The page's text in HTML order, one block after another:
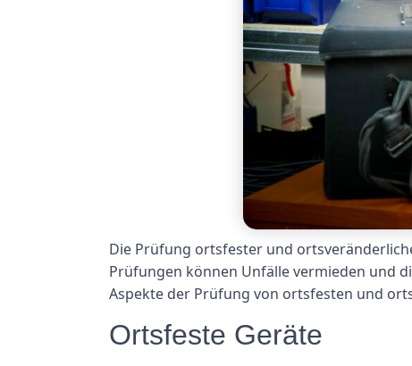
Die Prüfung ortsfester und
Prüfungen können Unfälle vermieden und
Aspekte der Prüfung von ortsfesten und
Ortsfeste Geräte